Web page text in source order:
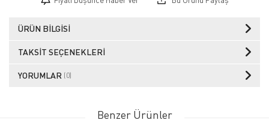
ÜRÜN BILGISI
TAKSIT SEÇENEKLERI
YORUMLAR (0)
Benzer Ürünler